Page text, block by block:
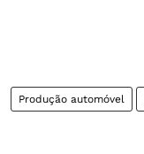
Produção automóvel